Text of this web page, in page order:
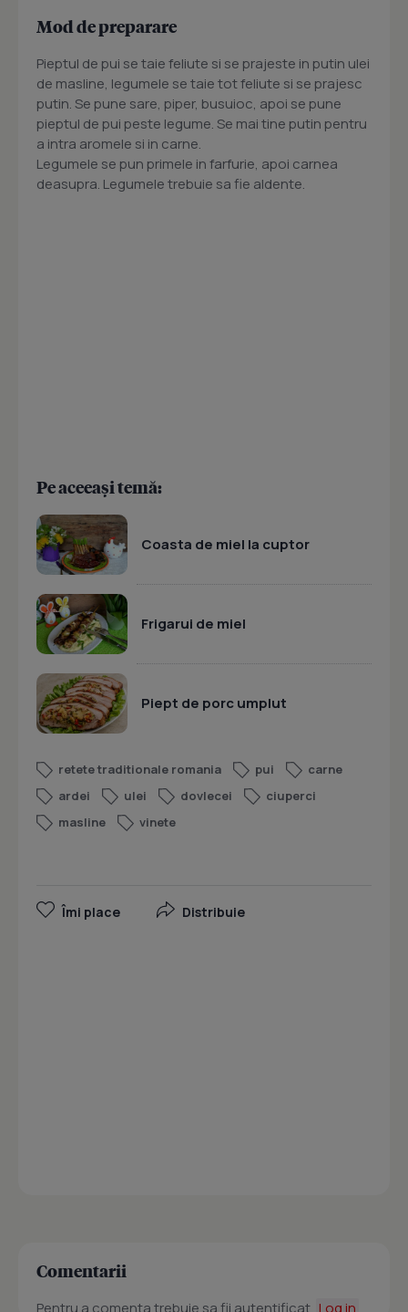
Mod de preparare
Pieptul de pui se taie feliute si se prajeste in putin ulei
de masline, legumele se taie tot feliute si se prajesc
putin. Se pune sare, piper, busuioc, apoi se pune
pieptul de pui peste legume. Se mai tine putin pentru
a intra aromele si in carne.
Legumele se pun primele in farfurie, apoi carnea
deasupra. Legumele trebuie sa fie aldente.
Pe aceeași temă:
Coasta de miel la cuptor
Frigarui de miel
Piept de porc umplut
retete traditionale romania pui
carne
ardei
ulei dovlecei
ciuperci
masline
vinete
Îmi place Distribuie
Comentarii
Pentru a comenta trebuie sa fii autentificat. Log in